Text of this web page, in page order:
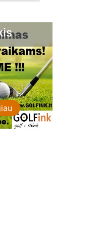
Nuotekų
Sužinok daugiau